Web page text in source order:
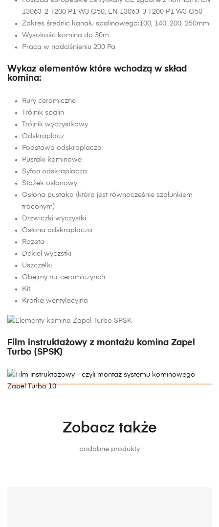
13063-2 T200 P1 W3 O50, EN 13063-3 T200 P1 W3 O50
Zakres średnic kanału spalinowego:100, 140, 200, 250mm
Wysokość komina do 30m
Praca w nadciśnieniu 200 Pa
Wykaz elementów które wchodzą w skład
komina:
Rury ceramiczne
Trójnik spalin
Trójnik wyczystkowy
Odskraplacz
Podstawa odskraplacza
Pustaki kominowe
Syfon odskraplacza
Stożek osłonowy
Osłona pustaka (która jest równocześnie szalunkiem
traconym)
Drzwiczki wyczystki
Osłona odskraplacza
Rozeta
Dekiel wyczstki
Uszczelki
Obejmy rur ceramiczynch
Kit
Kratka wentylacyjna
Film instruktażowy z montażu komina Zapel
Turbo (SPSK)
Zobacz także
podobne produkty